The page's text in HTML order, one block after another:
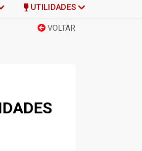
UTILIDADES
VOLTAR